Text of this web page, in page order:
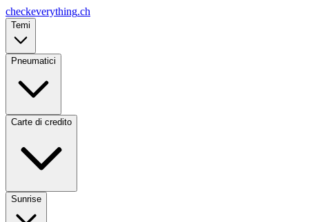
checkeverything.ch
Temi
Pneumatici
Carte di credito
Sunrise